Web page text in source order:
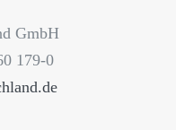
GmbH
179-0